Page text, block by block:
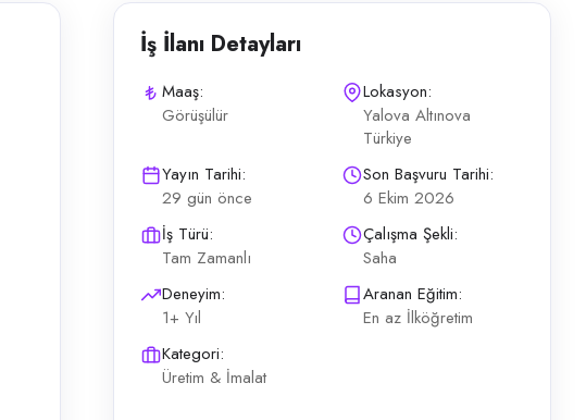
alacak Boyacı arıyor. Tersane gemi yüzeylerinde boya, astar ve koruyucu
İş İlanı Detayları
Maaş:
Görüşülür
Lokasyon:
Yalova Altınova
Türkiye
Yayın Tarihi:
29 gün önce
Son Başvuru Tarihi:
6 Ekim 2026
İş Türü:
Tam Zamanlı
Çalışma Şekli:
Saha
Deneyim:
1+ Yıl
Aranan Eğitim:
En az İlköğretim
Kategori:
Üretim & İmalat